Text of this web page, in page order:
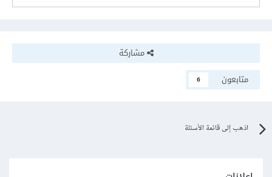
مشاركة
متابعون
6
اذهب إلى قائمة الأسئلة